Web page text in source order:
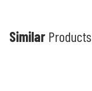
Similar Products